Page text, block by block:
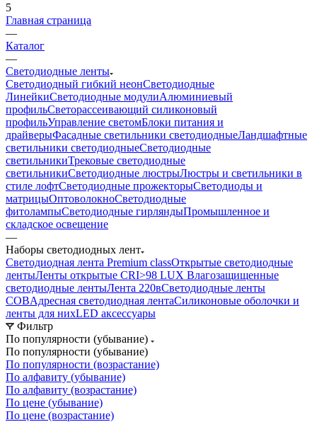
5
Главная страница
—
Каталог
—
Светодиодные ленты
Светодиодный гибкий неонСветодиодные
ЛинейкиСветодиодные модулиАлюминиевый
профильСветорассеивающий силиконовый
профильУправление светомБлоки питания и
драйверыФасадные светильники светодиодныеЛандшафтные
светильники светодиодныеСветодиодные
светильникиТрековые светодиодные
светильникиСветодиодные люстрыЛюстры и светильники в
стиле лофтСветодиодные прожекторыСветодиоды и
матрицыОптоволокноСветодиодные
фитолампыСветодиодные гирляндыПромышленное и
складское освещение
—
Наборы светодиодных лент
Светодиодная лента Premium classОткрытые светодиодные
лентыЛенты открытые CRI>98 LUX Влагозащищенные
светодиодные лентыЛента 220вСветодиодные ленты
COBАдресная светодиодная лентаСиликоновые оболочки и
ленты для нихLED аксессуары
Фильтр
По популярности (убывание)
По популярности (убывание)
По популярности (возрастание)
По алфавиту (убывание)
По алфавиту (возрастание)
По цене (убывание)
По цене (возрастание)